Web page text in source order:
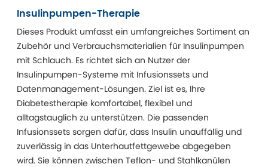
Insulinpumpen-Therapie
Dieses Produkt umfasst ein umfangreiches Sortiment an
Zubehör und Verbrauchsmaterialien für Insulinpumpen
mit Schlauch. Es richtet sich an Nutzer der
Insulinpumpen-Systeme mit Infusionssets und
Datenmanagement-Lösungen. Ziel ist es, Ihre
Diabetestherapie komfortabel, flexibel und
alltagstauglich zu unterstützen. Die passenden
Infusionssets sorgen dafür, dass Insulin unauffällig und
zuverlässig in das Unterhautfettgewebe abgegeben
wird. Sie können zwischen Teflon- und Stahlkanülen